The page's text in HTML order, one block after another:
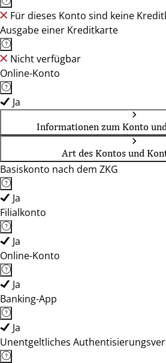
Für dieses Konto sind keine
Ausgabe einer Kreditkarte
Nicht verfügbar
Online-Konto
Ja
Informationen zum Konto
Art des Kontos und
Basiskonto nach dem ZKG
Ja
Filialkonto
Ja
Online-Konto
Ja
Banking-App
Ja
Unentgeltliches